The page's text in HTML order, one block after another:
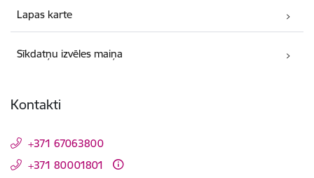
Lapas karte
Sīkdatņu izvēles maiņa
Kontakti
+371 67063800
+371 80001801